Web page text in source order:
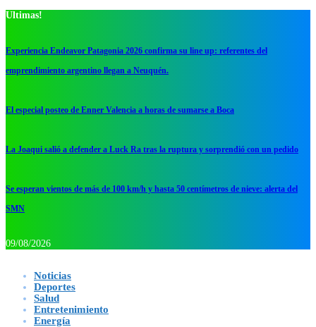
Ultimas!
Experiencia Endeavor Patagonia 2026 confirma su line up: referentes del
emprendimiento argentino llegan a Neuquén.
El especial posteo de Enner Valencia a horas de sumarse a Boca
La Joaqui salió a defender a Luck Ra tras la ruptura y sorprendió con un pedido
Se esperan vientos de más de 100 km/h y hasta 50 centímetros de nieve: alerta del
SMN
09/08/2026
Noticias
Deportes
Salud
Entretenimiento
Energía